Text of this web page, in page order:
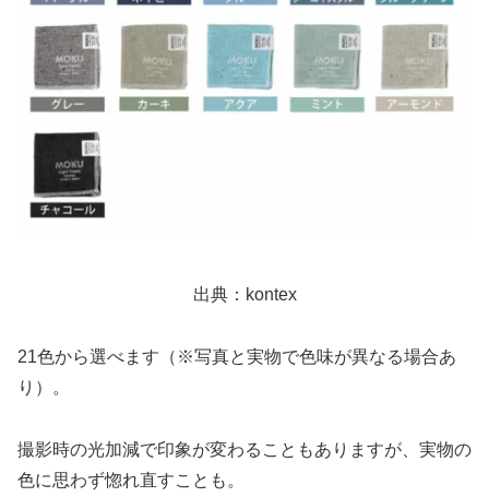
出典：kontex
21色から選べます（※写真と実物で色味が異なる場合あ
り）。
撮影時の光加減で印象が変わることもありますが、実物の
色に思わず惚れ直すことも。